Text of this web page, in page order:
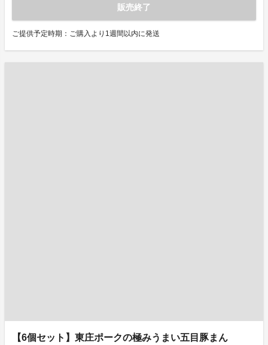
販売終了
ご提供予定時期：ご購入より1週間以内に発送
【6個セット】東庄ポークの極みうまい五目豚まん